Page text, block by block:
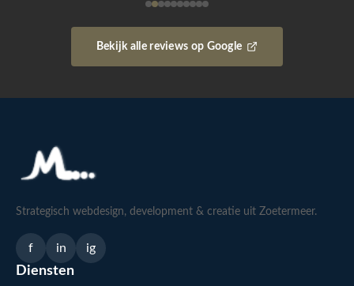
Bekijk alle reviews op Google
Strategisch webdesign, development & creatie uit Zoetermeer.
f in ig
Diensten